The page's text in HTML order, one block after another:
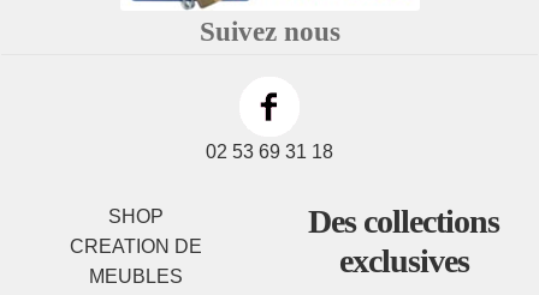
Suivez nous
02 53 69 31 18
SHOP
CREATION DE
MEUBLES
Des collections
exclusives